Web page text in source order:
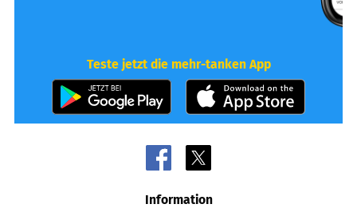
Teste jetzt die mehr-tanken App
Information